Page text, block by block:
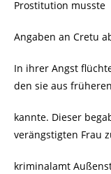
Prostitution musste
Angaben an Cretu
In ihrer Angst
den sie aus
kannte. Dieser
verängstigten Frau
kriminalamt